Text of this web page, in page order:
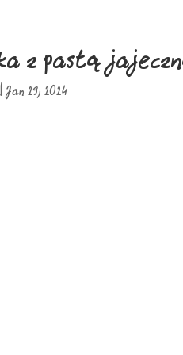
z pastą
|Jan 29, 2024